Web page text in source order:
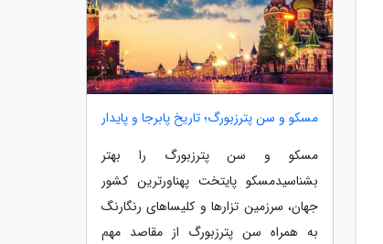
مسکو و سن پترزبورگ؛ تاریخ پابرجا و پایدار
مسکو و سن پترزبورگ را بهتر
بشناسیدمسکو پایتخت پهناورترین کشور
جهان، سرزمین تزارها و کلیساهای رنگارنگ
به همراه سن پترزبورگ از مقاصد مهم